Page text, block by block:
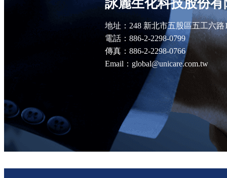
詠麗生化科技股份有
地址：248 新北市五股區五工六路
電話：886-2-2298-0799
傳真：886-2-2298-0766
Email：global@unicare.com.tw